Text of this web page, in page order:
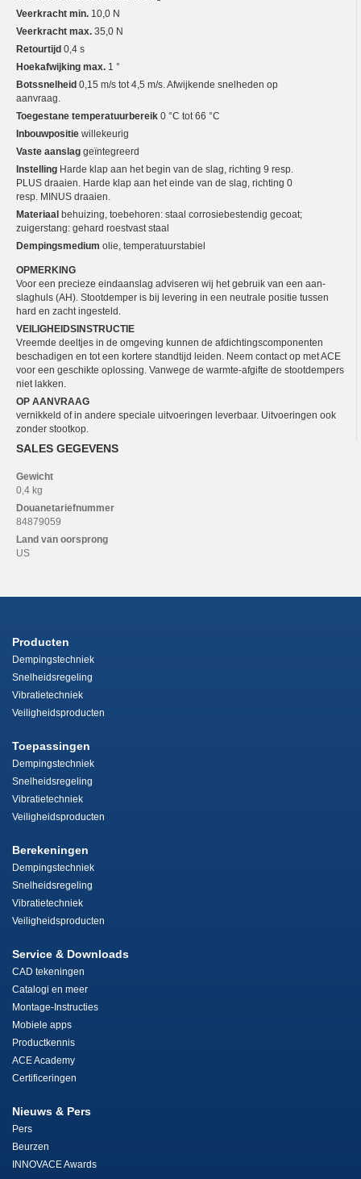
Veerkracht min. 10,0 N
Veerkracht max. 35,0 N
Retourtijd 0,4 s
Hoekafwijking max. 1 °
Botssnelheid 0,15 m/s tot 4,5 m/s. Afwijkende snelheden op
aanvraag.
Toegestane temperatuurbereik 0 °C tot 66 °C
Inbouwpositie willekeurig
Vaste aanslag geïntegreerd
Instelling Harde klap aan het begin van de slag, richting 9 resp.
PLUS draaien. Harde klap aan het einde van de slag, richting 0
resp. MINUS draaien.
Materiaal behuizing, toebehoren: staal corrosiebestendig gecoat;
zuigerstang: gehard roestvast staal
Dempingsmedium olie, temperatuurstabiel
OPMERKING
Voor een precieze eindaanslag adviseren wij het gebruik van een aan­
slaghuls (AH). Stootdemper is bij levering in een neutrale positie tussen
hard en zacht ingesteld.
VEILIGHEIDSINSTRUCTIE
Vreemde deeltjes in de omgeving kunnen de afdichtingscomponenten
beschadigen en tot een kortere standtijd leiden. Neem contact op met ACE
voor een geschikte oplossing. Vanwege de warmte-afgifte de stootdempers
niet lakken.
OP AANVRAAG
vernikkeld of in andere speciale uitvoeringen leverbaar. Uitvoeringen ook
zonder stootkop.
SALES GEGEVENS
Gewicht
0,4 kg
Douanetariefnummer
84879059
Land van oorsprong
US
Producten
Dempingstechniek
Snelheidsregeling
Vibratietechniek
Veiligheidsproducten
Toepassingen
Dempingstechniek
Snelheidsregeling
Vibratietechniek
Veiligheidsproducten
Berekeningen
Dempingstechniek
Snelheidsregeling
Vibratietechniek
Veiligheidsproducten
Service & Downloads
CAD tekeningen
Catalogi en meer
Montage-Instructies
Mobiele apps
Productkennis
ACE Academy
Certificeringen
Nieuws & Pers
Pers
Beurzen
INNOVACE Awards